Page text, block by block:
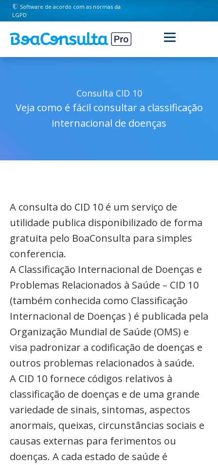
Software de acordo com as normas da
LGPD
Consulta CID 10
Veja como é fácil consultar a classificação
internacional de doenças
A consulta do CID 10 é um serviço de
utilidade publica disponibilizado de forma
gratuita pelo BoaConsulta para simples
conferencia.
A Classificação Internacional de Doenças e
Problemas Relacionados à Saúde – CID 10
(também conhecida como Classificação
Internacional de Doenças ) é publicada pela
Organização Mundial de Saúde (OMS) e
visa padronizar a codificação de doenças e
outros problemas relacionados à saúde.
A CID 10 fornece códigos relativos à
classificação de doenças e de uma grande
variedade de sinais, sintomas, aspectos
anormais, queixas, circunstâncias sociais e
causas externas para ferimentos ou
doenças. A cada estado de saúde é